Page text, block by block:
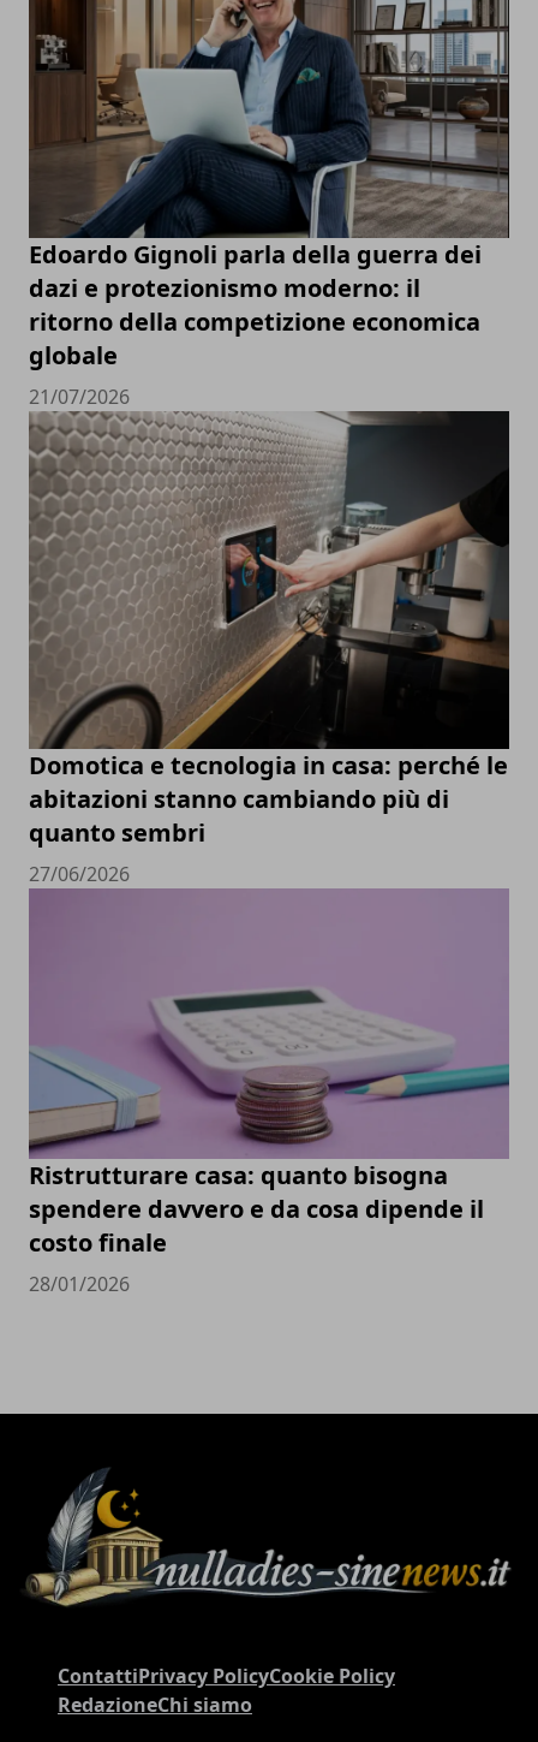
Edoardo Gignoli parla della guerra dei
dazi e protezionismo moderno: il
ritorno della competizione economica
globale
21/07/2026
Domotica e tecnologia in casa: perché le
abitazioni stanno cambiando più di
quanto sembri
27/06/2026
Ristrutturare casa: quanto bisogna
spendere davvero e da cosa dipende il
costo finale
28/01/2026
ContattiPrivacy PolicyCookie Policy
RedazioneChi siamo